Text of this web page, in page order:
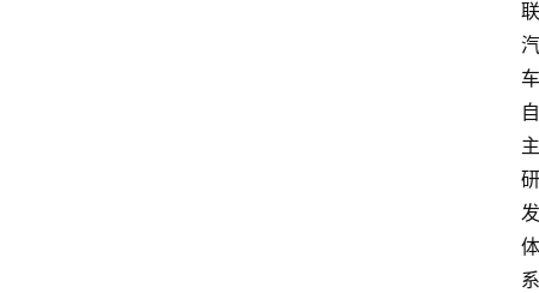
联
汽
车
自
主
研
发
体
系